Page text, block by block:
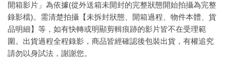
開箱影片」為依據(從外送箱未開封的完整狀態開始拍攝為完整
錄影檔)。需清楚拍攝【未拆封狀態、開箱過程、物件本體、貨
品明細】等，如有快轉或明顯剪輯痕跡的影片皆不在受理範
圍。出貨過程全程錄影，商品皆經確認後包裝出貨，有權追究
請勿以身試法，謝謝您。